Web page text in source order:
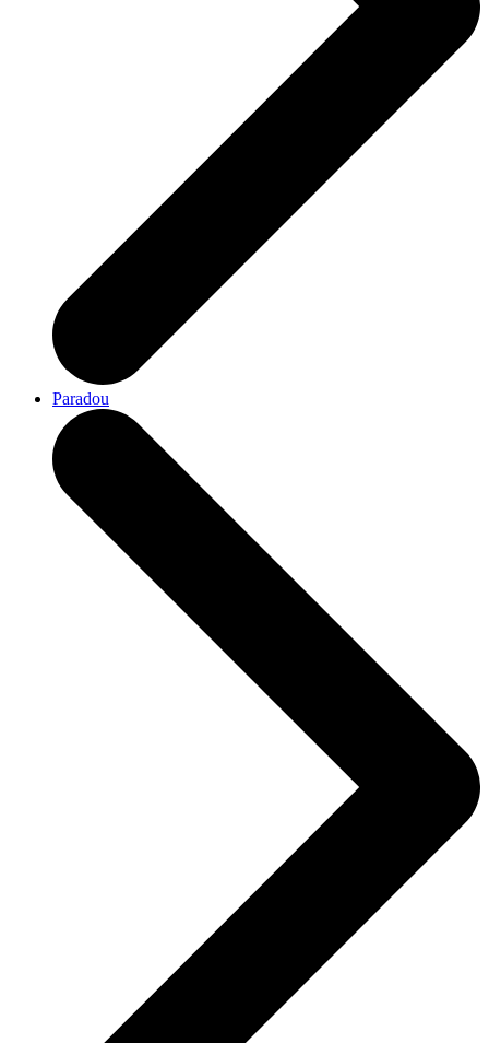
Paradou